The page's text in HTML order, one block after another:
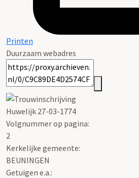
Printen
Duurzaam webadres
Huwelijk 27-03-1774
Volgnummer op pagina:
2
Kerkelijke gemeente:
BEUNINGEN
Getuigen e.a.: